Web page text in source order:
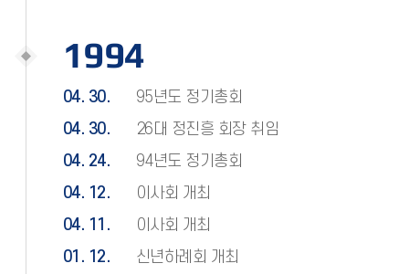
1994
04. 30.
95년도 정기총회
04. 30.
26대 정진흥 회장 취임
04. 24.
94년도 정기총회
04. 12.
이사회 개최
04. 11.
이사회 개최
01. 12.
신년하례회 개최